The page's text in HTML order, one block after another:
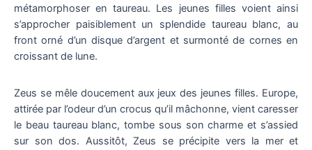
métamorphoser en taureau. Les jeunes filles voient ainsi
s’approcher paisiblement un splendide taureau blanc, au
front orné d’un disque d’argent et surmonté de cornes en
croissant de lune.
Zeus se mêle doucement aux jeux des jeunes filles. Europe,
attirée par l’odeur d’un crocus qu’il mâchonne, vient caresser
le beau taureau blanc, tombe sous son charme et s’assied
sur son dos. Aussitôt, Zeus se précipite vers la mer et